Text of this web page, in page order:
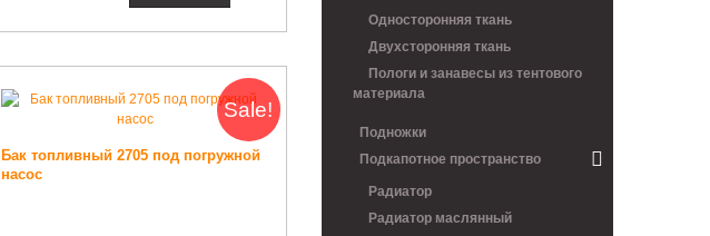
Sale!
Бак топливный 2705 под погружной
насос
Односторонняя ткань
Двухсторонняя ткань
Пологи и занавесы из тентового
материала
Подножки
Подкапотное пространство
Радиатор
Радиатор маслянный